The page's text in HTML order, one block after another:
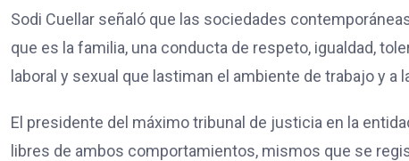
Sodi Cuellar señaló que las sociedades
que es la familia, una conducta de respeto, igualdad,
laboral y sexual que lastiman el ambiente de trabajo y
El presidente del máximo tribunal de justicia en la
libres de ambos comportamientos, mismos que se